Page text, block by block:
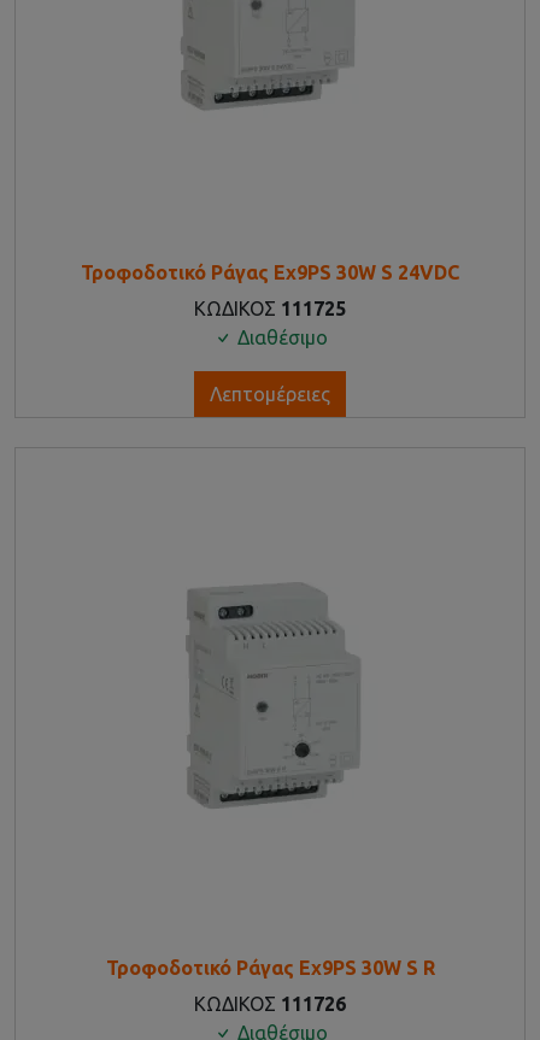
Τροφοδοτικό Ράγας Ex9PS 30W S 24VDC
ΚΩΔΙΚΟΣ 111725
Διαθέσιμο
Λεπτομέρειες
Τροφοδοτικό Ράγας Ex9PS 30W S R
ΚΩΔΙΚΟΣ 111726
Διαθέσιμο